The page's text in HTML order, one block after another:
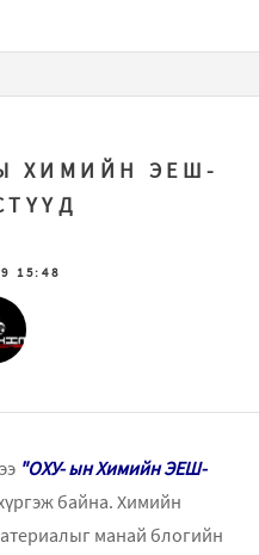
ХИМИЙН ЭЕШ-
15:48
"ОХУ- ын Химийн ЭЕШ-
байна. Химийн
манай блогийн